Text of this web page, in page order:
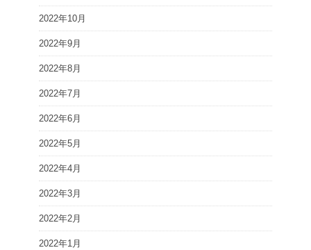
2022年10月
2022年9月
2022年8月
2022年7月
2022年6月
2022年5月
2022年4月
2022年3月
2022年2月
2022年1月